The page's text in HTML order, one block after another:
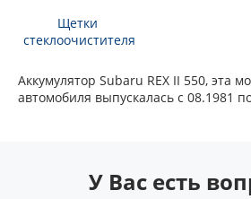
Щетки
стеклоочистителя
Аккумулятор Subaru REX II 550, эта
автомобиля выпускалась с 08.1981
У Вас есть